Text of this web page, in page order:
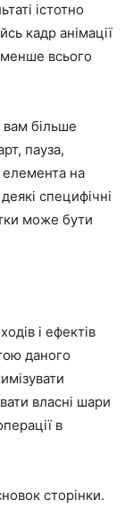
істотно
кадр анімації
всього
більше
пауза,
елемента на
специфічні
може бути
і ефектів
даного
власні шари
в
сторінки.